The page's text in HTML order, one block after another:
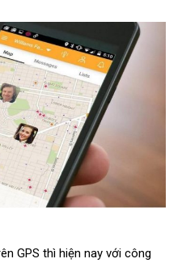
GPS thì hiện nay với công